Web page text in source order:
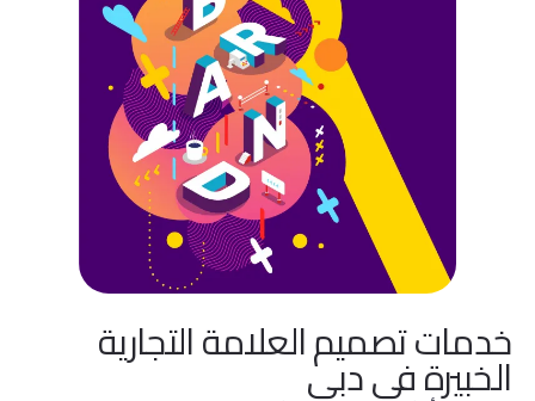
خدمات تصميم العلامة التجارية
الخبيرة في دبي